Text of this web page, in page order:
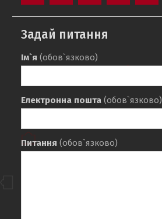
Задай питання
Ім`я (обов`язково)
Електронна пошта (обов`язково)
Питання (обов`язково)